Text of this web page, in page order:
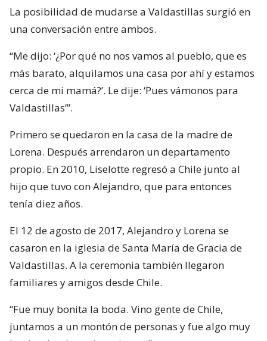
La posibilidad de mudarse a Valdastillas surgió en
una conversación entre ambos.
“Me dijo: ‘¿Por qué no nos vamos al pueblo, que es
más barato, alquilamos una casa por ahí y estamos
cerca de mi mamá?’. Le dije: ‘Pues vámonos para
Valdastillas’”.
Primero se quedaron en la casa de la madre de
Lorena. Después arrendaron un departamento
propio. En 2010, Liselotte regresó a Chile junto al
hijo que tuvo con Alejandro, que para entonces
tenía diez años.
El 12 de agosto de 2017, Alejandro y Lorena se
casaron en la iglesia de Santa María de Gracia de
Valdastillas. A la ceremonia también llegaron
familiares y amigos desde Chile.
“Fue muy bonita la boda. Vino gente de Chile,
juntamos a un montón de personas y fue algo muy